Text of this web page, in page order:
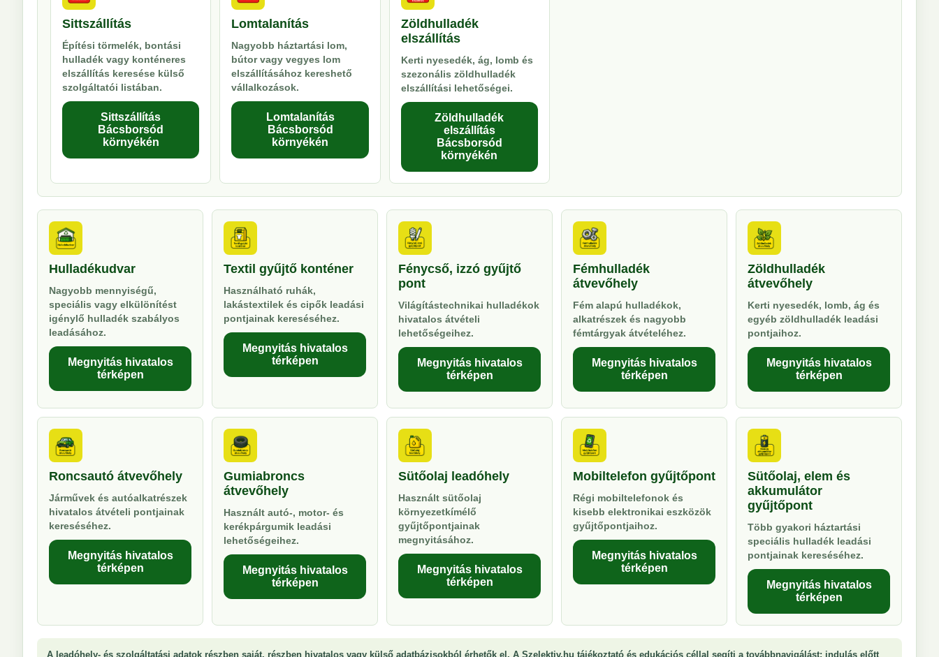
Sittszállítás
Építési törmelék, bontási
hulladék vagy konténeres
elszállítás keresése külső
szolgáltatói listában.
Sittszállítás
Bácsborsód
környékén
Lomtalanítás
Nagyobb háztartási lom,
bútor vagy vegyes lom
elszállításához kereshető
vállalkozások.
Lomtalanítás
Bácsborsód
környékén
Zöldhulladék
elszállítás
Kerti nyesedék, ág, lomb és
szezonális zöldhulladék
elszállítási lehetőségei.
Zöldhulladék
elszállítás
Bácsborsód
környékén
Hulladékudvar
Nagyobb mennyiségű,
speciális vagy elkülönítést
igénylő hulladék szabályos
leadásához.
Megnyitás hivatalos
térképen
Textil gyűjtő konténer
Használható ruhák,
lakástextilek és cipők leadási
pontjainak kereséséhez.
Megnyitás hivatalos
térképen
Fénycső, izzó gyűjtő
pont
Világítástechnikai hulladékok
hivatalos átvételi
lehetőségeihez.
Megnyitás hivatalos
térképen
Fémhulladék
átvevőhely
Fém alapú hulladékok,
alkatrészek és nagyobb
fémtárgyak átvételéhez.
Megnyitás hivatalos
térképen
Zöldhulladék
átvevőhely
Kerti nyesedék, lomb, ág és
egyéb zöldhulladék leadási
pontjaihoz.
Megnyitás hivatalos
térképen
Roncsautó átvevőhely
Járművek és autóalkatrészek
hivatalos átvételi pontjainak
kereséséhez.
Megnyitás hivatalos
térképen
Gumiabroncs
átvevőhely
Használt autó-, motor- és
kerékpárgumik leadási
lehetőségeihez.
Megnyitás hivatalos
térképen
Sütőolaj leadóhely
Használt sütőolaj
környezetkímélő
gyűjtőpontjainak
megnyitásához.
Megnyitás hivatalos
térképen
Mobiltelefon gyűjtőpont
Régi mobiltelefonok és
kisebb elektronikai eszközök
gyűjtőpontjaihoz.
Megnyitás hivatalos
térképen
Sütőolaj, elem és
akkumulátor
gyűjtőpont
Több gyakori háztartási
speciális hulladék leadási
pontjainak kereséséhez.
Megnyitás hivatalos
térképen
A leadóhely- és szolgáltatási adatok részben saját, részben hivatalos vagy külső adatbázisokból érhetők el. A Szelektiv.hu tájékoztató és edukációs céllal segíti a továbbnavigálást; indulás előtt